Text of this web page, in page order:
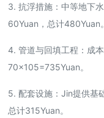
3. 抗浮措施：中等地下
60Yuan，总计480Yuan。
4. 管道与回填工程：成
70×105=735Yuan。
5. 配套设施：Jin提供基
总计315Yuan。